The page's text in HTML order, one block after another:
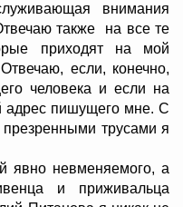
внимания
также на все те
приходят на мой
если, конечно,
человека и если на
адрес пишущего мне. С
трусами я
явно невменяемого, а
и приживальца